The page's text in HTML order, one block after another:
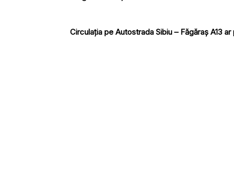
Circulația pe Autostrada Sibiu – Făgăraş A13